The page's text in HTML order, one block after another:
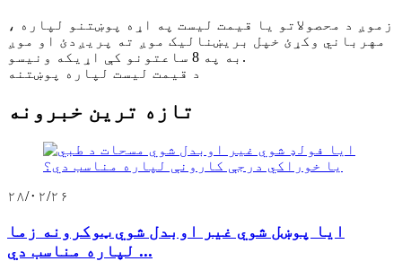
زموږ د محصولاتو یا قیمت لیست په اړه پوښتنو لپاره ،
مهرباني وکړئ خپل بریښنالیک موږ ته پریږدئ او موږ
به په 8 ساعتونو کې اړیکه ونیسو.
د قیمت لیست لپاره پوښتنه
تازه ترین خبرونه
۲۸/۰۲/۲۶
ایا پوښل شوي غیر اوبدل شوي ټوکرونه زما
لپاره مناسب دي ...